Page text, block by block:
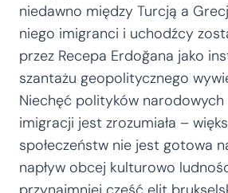
niedawno między Turcją a
niego imigranci i uchodźcy
przez Recepa Erdoğana jako
szantażu geopolitycznego
Niechęć polityków narodowych
imigracji jest zrozumiała –
społeczeństw nie jest gotowa
napływ obcej kulturowo